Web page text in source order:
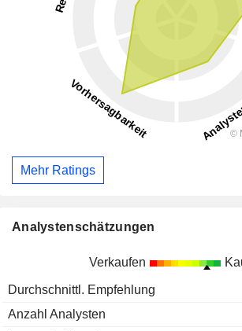
Mehr Ratings
Analystenschätzungen
Verkaufen
Durchschnittl. Empfehlung
Anzahl Analysten